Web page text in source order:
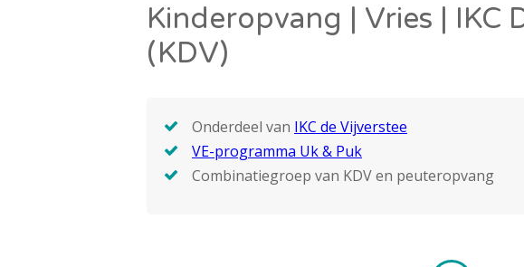
Kinderopvang | Vries | IKC
(KDV)
Onderdeel van IKC de Vijverstee
VE-programma Uk & Puk
Combinatiegroep van KDV en peuteropvang